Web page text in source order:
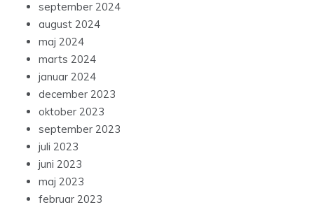
september 2024
august 2024
maj 2024
marts 2024
januar 2024
december 2023
oktober 2023
september 2023
juli 2023
juni 2023
maj 2023
februar 2023